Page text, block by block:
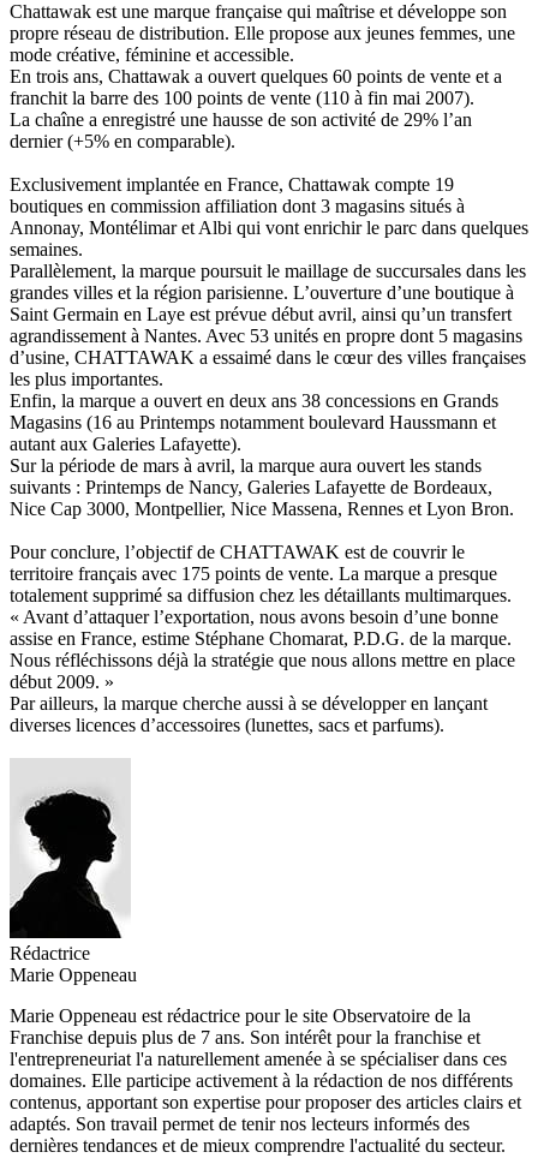
Chattawak est une marque française qui maîtrise et développe son
propre réseau de distribution. Elle propose aux jeunes femmes, une
mode créative, féminine et accessible.
En trois ans, Chattawak a ouvert quelques 60 points de vente et a
franchit la barre des 100 points de vente (110 à fin mai 2007).
La chaîne a enregistré une hausse de son activité de 29% l’an
dernier (+5% en comparable).
Exclusivement implantée en France, Chattawak compte 19
boutiques en commission affiliation dont 3 magasins situés à
Annonay, Montélimar et Albi qui vont enrichir le parc dans quelques
semaines.
Parallèlement, la marque poursuit le maillage de succursales dans les
grandes villes et la région parisienne. L’ouverture d’une boutique à
Saint Germain en Laye est prévue début avril, ainsi qu’un transfert
agrandissement à Nantes. Avec 53 unités en propre dont 5 magasins
d’usine, CHATTAWAK a essaimé dans le cœur des villes françaises
les plus importantes.
Enfin, la marque a ouvert en deux ans 38 concessions en Grands
Magasins (16 au Printemps notamment boulevard Haussmann et
autant aux Galeries Lafayette).
Sur la période de mars à avril, la marque aura ouvert les stands
suivants : Printemps de Nancy, Galeries Lafayette de Bordeaux,
Nice Cap 3000, Montpellier, Nice Massena, Rennes et Lyon Bron.
Pour conclure, l’objectif de CHATTAWAK est de couvrir le
territoire français avec 175 points de vente. La marque a presque
totalement supprimé sa diffusion chez les détaillants multimarques.
« Avant d’attaquer l’exportation, nous avons besoin d’une bonne
assise en France, estime Stéphane Chomarat, P.D.G. de la marque.
Nous réfléchissons déjà la stratégie que nous allons mettre en place
début 2009. »
Par ailleurs, la marque cherche aussi à se développer en lançant
diverses licences d’accessoires (lunettes, sacs et parfums).
Rédactrice
Marie Oppeneau
Marie Oppeneau est rédactrice pour le site Observatoire de la
Franchise depuis plus de 7 ans. Son intérêt pour la franchise et
l'entrepreneuriat l'a naturellement amenée à se spécialiser dans ces
domaines. Elle participe activement à la rédaction de nos différents
contenus, apportant son expertise pour proposer des articles clairs et
adaptés. Son travail permet de tenir nos lecteurs informés des
dernières tendances et de mieux comprendre l'actualité du secteur.